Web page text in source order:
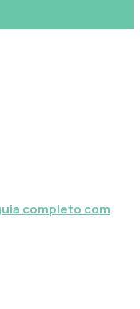
completo com